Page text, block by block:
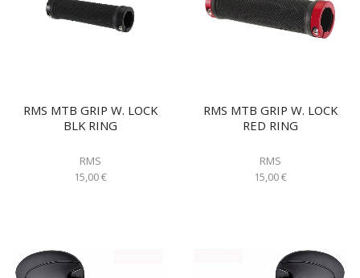
RMS MTB GRIP W. LOCK
BLK RING
RMS
15,00€
RMS MTB GRIP W. LOCK
RED RING
RMS
15,00€